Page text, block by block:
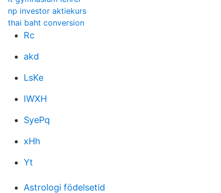
np investor aktiekurs
thai baht conversion
Rc
akd
LsKe
IWXH
SyePq
xHh
Yt
Astrologi födelsetid